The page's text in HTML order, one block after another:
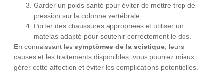
Garder un poids santé pour éviter de mettre trop de
pression sur la colonne vertébrale.
Porter des chaussures appropriées et utiliser un
matelas adapté pour soutenir correctement le dos.
En connaissant les symptômes de la sciatique , leurs
causes et les traitements disponibles, vous pourrez mieux
gérer cette affection et éviter les complications potentielles.